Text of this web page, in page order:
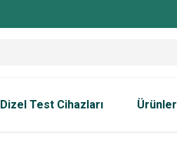
Dizel Test Cihazları Ürünler